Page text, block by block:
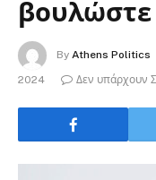
βουλώστε
By Athens Politics
2024
Δεν υπάρχουν